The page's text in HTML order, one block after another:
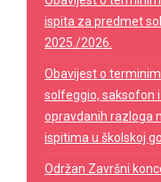
ispita za predmet
2025./2026.
Obavijest o
solfeggio, saksofon
opravdanih razloga
ispitima u školskoj
Održan Završni